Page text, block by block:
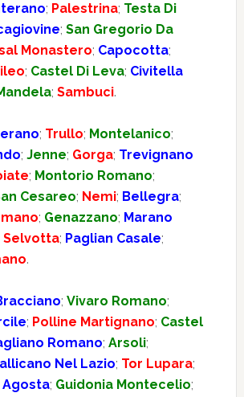
; Palestrina; Testa Di
; San Gregorio Da
Monastero; Capocotta;
; Castel Di Leva; Civitella
; Sambuci.
; Trullo; Montelanico;
; Jenne; Gorga; Trevignano
; Montorio Romano;
Cesareo; Nemi; Bellegra;
; Genazzano; Marano
Selvotta; Paglian Casale;
.
; Vivaro Romano;
; Polline Martignano; Castel
Romano; Arsoli;
Nel Lazio; Tor Lupara;
Agosta; Guidonia Montecelio;